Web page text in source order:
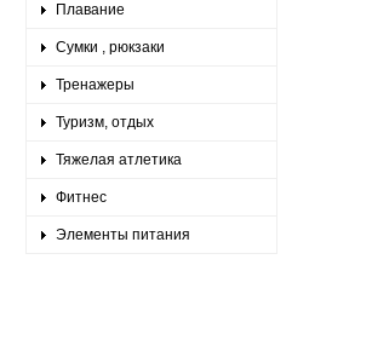
Плавание
Сумки , рюкзаки
Тренажеры
Туризм, отдых
Тяжелая атлетика
Фитнес
Элементы питания